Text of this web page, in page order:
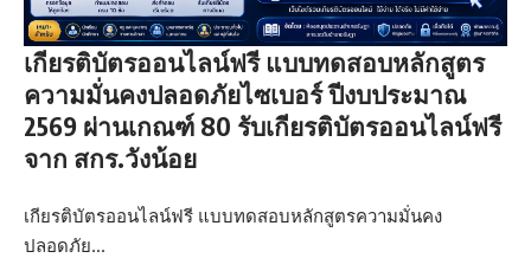
เกียรติบัตรออนไลน์ฟรี แบบทดสอบหลักสูตร
ความมั่นคงปลอดภัยไซเบอร์ ปีงบประมาณ
2569 ผ่านเกณฑ์ 80 รับเกียรติบัตรออนไลน์ฟรี
จาก สกร.วังน้อย
เกียรติบัตรออนไลน์ฟรี แบบทดสอบหลักสูตรความมั่นคง
ปลอดภัย…